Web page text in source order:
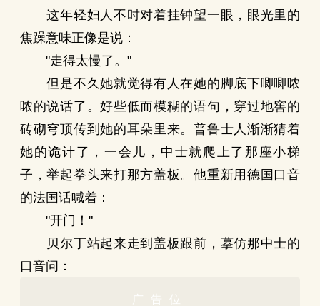
这年轻妇人不时对着挂钟望一眼，眼光里的
焦躁意味正像是说：
"走得太慢了。"
但是不久她就觉得有人在她的脚底下唧唧哝
哝的说话了。好些低而模糊的语句，穿过地窖的
砖砌穹顶传到她的耳朵里来。普鲁士人渐渐猜着
她的诡计了，一会儿，中士就爬上了那座小梯
子，举起拳头来打那方盖板。他重新用德国口音
的法国话喊着：
"开门！"
贝尔丁站起来走到盖板跟前，摹仿那中士的
口音问：
广告位